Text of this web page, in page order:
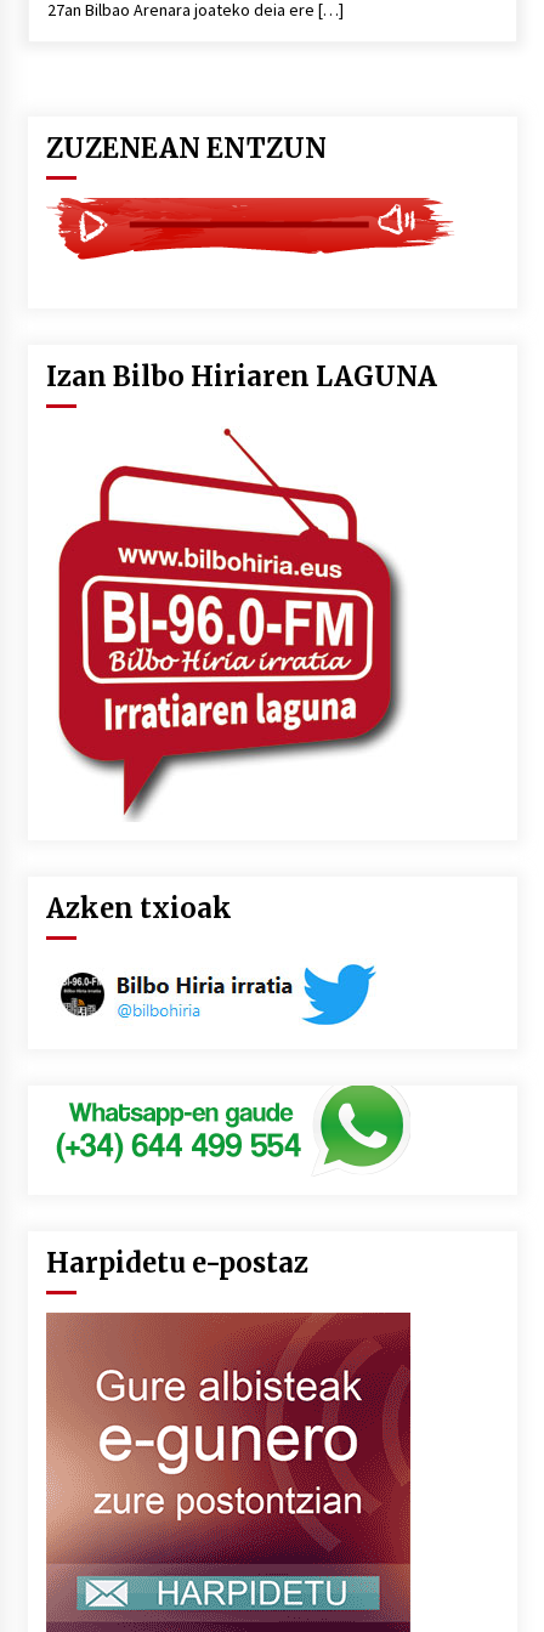
da
2026/07/07
2026/07/03
SOINUGELA: Paul McCartney eta Ringo Starr-en
lan berriak
2026/07/03
MUSIBLA #297: Bide, Boards Of Canada, Somak,
Tiga, Twisted Teens, Underscores, Habia
2026/07/02
27an Bilbao Arenara joateko deia ere […]
ZUZENEAN ENTZUN
Izan Bilbo Hiriaren LAGUNA
Azken txioak
Harpidetu e-postaz